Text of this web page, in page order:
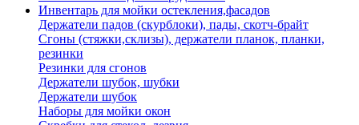
Инвентарь для мойки остекления,фасадов
Держатели падов (скурблоки), пады, скотч-брайт
Сгоны (стяжки,склизы), держатели планок, планки,
резинки
Резинки для сгонов
Держатели шубок, шубки
Держатели шубок
Наборы для мойки окон